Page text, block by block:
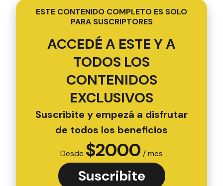
ESTE CONTENIDO COMPLETO ES SOLO
PARA SUSCRIPTORES
ACCEDÉ A ESTE Y A
TODOS LOS
CONTENIDOS
EXCLUSIVOS
Suscribite y empezá a disfrutar
de todos los beneficios
Desde $2000 / mes
Suscribite